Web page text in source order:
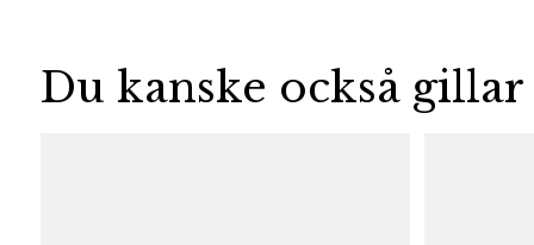
Du kanske också gillar